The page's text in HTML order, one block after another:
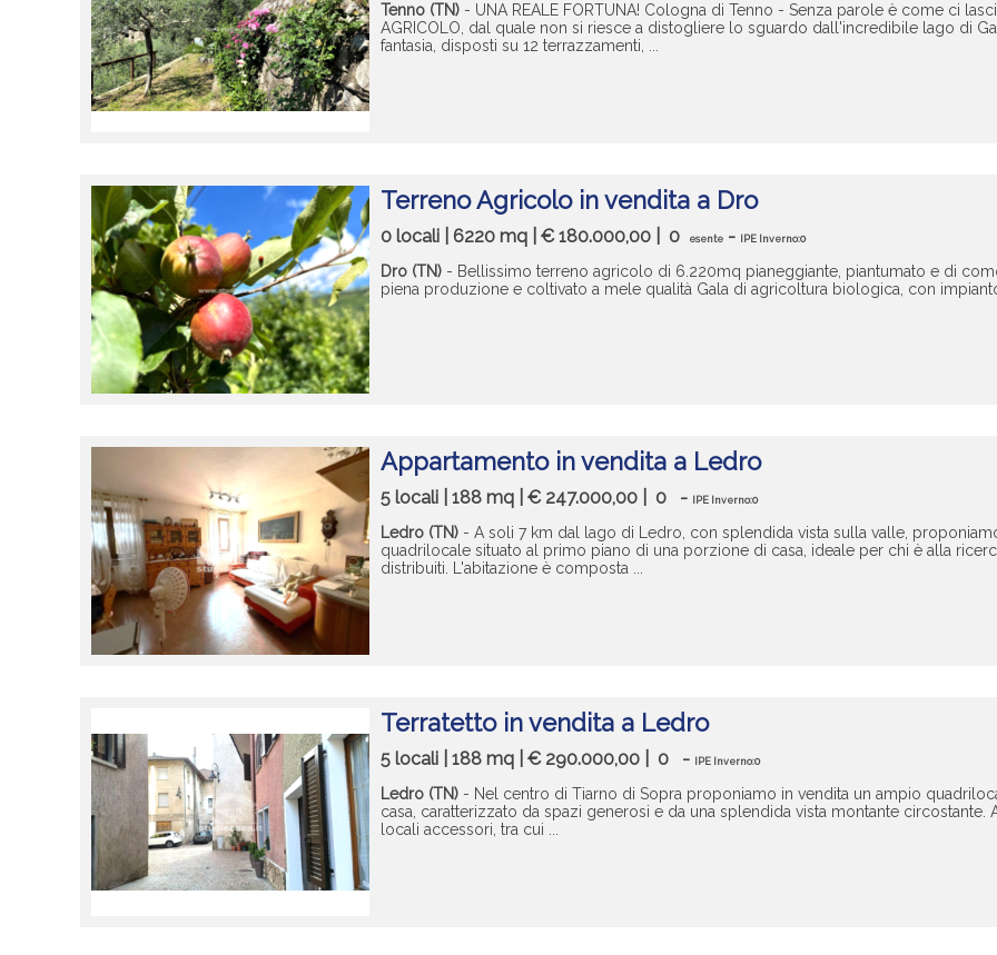
Tenno (TN) - UNA REALE FORTUNA! Cologna di Tenno - Senza parole è come ci
AGRICOLO, dal quale non si riesce a distogliere lo sguardo dall'incredibile lago di
fantasia, disposti su 12 terrazzamenti, ...
Terreno Agricolo in vendita a Dro
0 locali | 6220 mq | € 180.000,00 | 0 esente - IPE Inverno:0
Dro (TN) - Bellissimo terreno agricolo di 6.220mq pianeggiante, piantumato e di
piena produzione e coltivato a mele qualità Gala di agricoltura biologica, con
Appartamento in vendita a Ledro
5 locali | 188 mq | € 247.000,00 | 0 - IPE Inverno:0
Ledro (TN) - A soli 7 km dal lago di Ledro, con splendida vista sulla valle,
quadrilocale situato al primo piano di una porzione di casa, ideale per chi è alla
distribuiti. L'abitazione è composta ...
Terratetto in vendita a Ledro
5 locali | 188 mq | € 290.000,00 | 0 - IPE Inverno:0
Ledro (TN) - Nel centro di Tiarno di Sopra proponiamo in vendita un ampio
casa, caratterizzato da spazi generosi e da una splendida vista montante circostante.
locali accessori, tra cui ...